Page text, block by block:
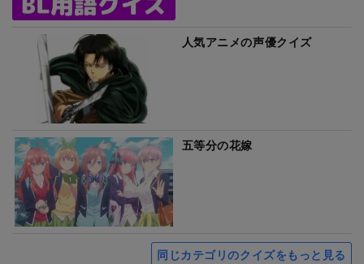
人気アニメの声優クイズ
五等分の花嫁
同じカテゴリのクイズをもっと見る